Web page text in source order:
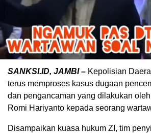
SANKSI.ID, JAMBI – Kepolisian
terus memproses kasus dugaan
dan pengancaman yang dilakukan
Romi Hariyanto kepada seorang
Disampaikan kuasa hukum ZI, tim